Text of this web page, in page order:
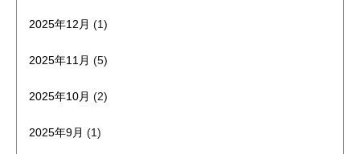
2025年12月 (1)
2025年11月 (5)
2025年10月 (2)
2025年9月 (1)